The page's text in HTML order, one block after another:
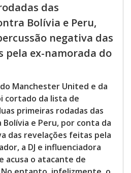
das
Bolívia e Peru,
negativa das
pela ex-namorada do
Manchester United e da
cortado da lista de
primeiras rodadas das
e Peru, por conta da
das revelações feitas pela
a DJ e influenciadora
acusa o atacante de